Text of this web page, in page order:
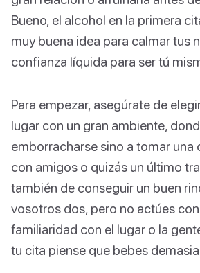
Bueno, el alcohol en la primera
muy buena idea para calmar tus
confianza líquida para ser tú
Para empezar, asegúrate de
lugar con un gran ambiente,
emborracharse sino a tomar una
con amigos o quizás un último
también de conseguir un buen
vosotros dos, pero no actúes
familiaridad con el lugar o la
tu cita piense que bebes